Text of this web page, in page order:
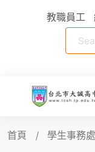
教職員工
首頁 學生事務